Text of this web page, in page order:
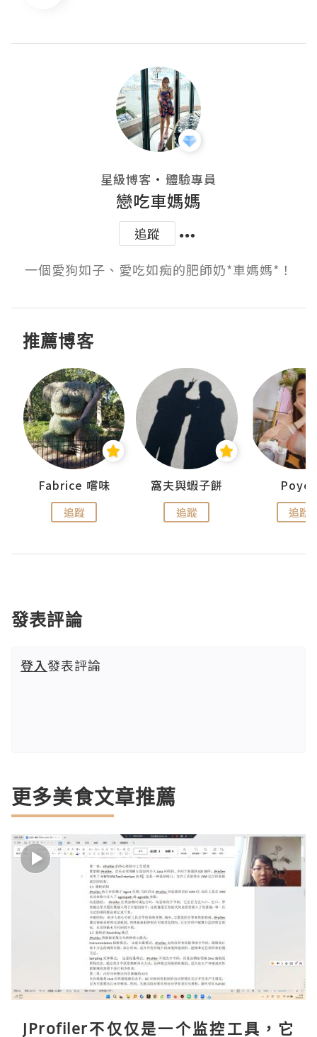
星級博客 ・ 體驗專員
戀吃車媽媽
追蹤
一個愛狗如子、愛吃如痴的肥師奶*車媽媽*！
推薦博客
Fabrice 嚐味
追蹤
窩夫與蝦子餅
追蹤 追蹤
發表評論
登入發表評論
更多美食文章推薦
JProfiler不仅仅是一个监控工具，它